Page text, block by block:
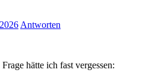
Antworten
hätte ich fast vergessen: